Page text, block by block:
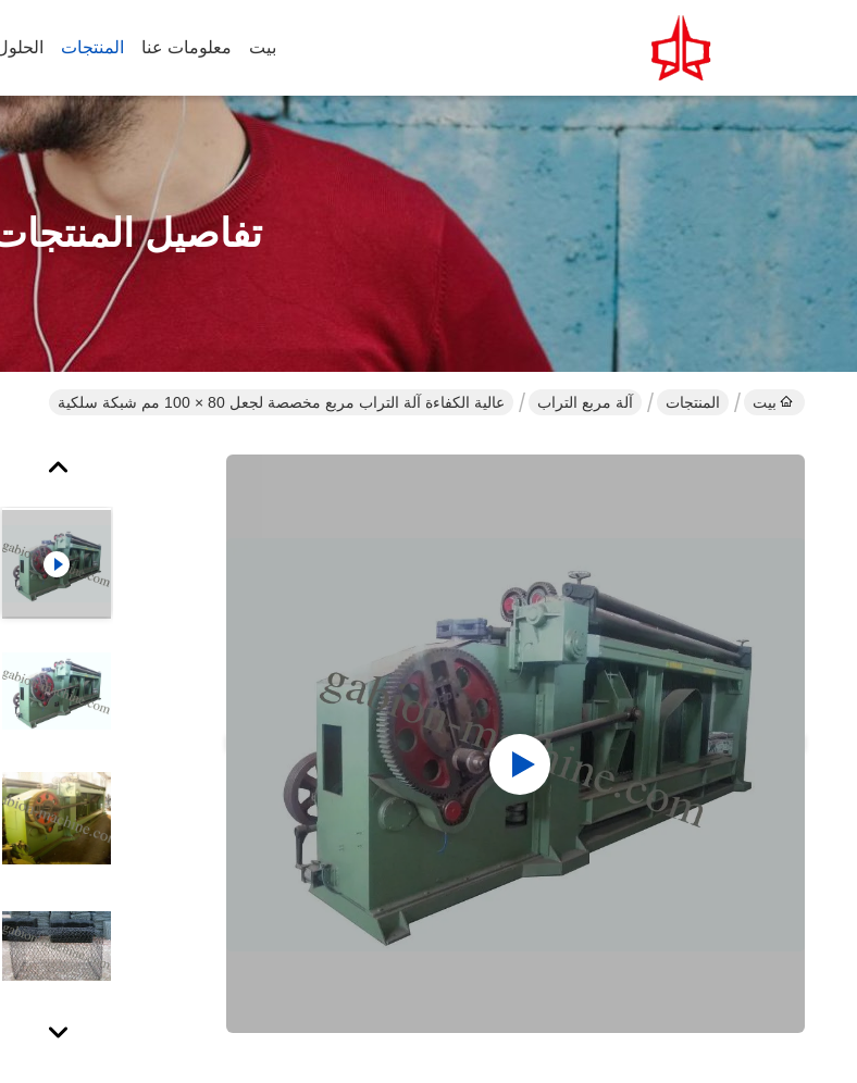
بيت معلومات عنا المنتجات
تفاصيل
بيت المنتجات آلة مربع التراب عالية الكفاءة آلة التراب مربع مخصصة لجعل 80 × 100 مم شبكة سلكية